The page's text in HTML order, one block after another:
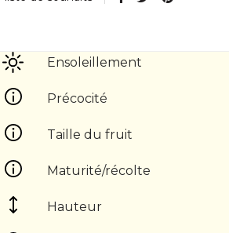
Ensoleillement
Précocité
Taille du fruit
Maturité/récolte
Hauteur